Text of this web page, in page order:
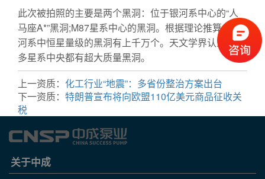
此次被拍照的主要是两个黑洞：位于银河系中心的“人
马座A*”黑洞;M87星系中心的黑洞。根据理论推算，银
河系中恒星量级的黑洞有上千万个。天文学界认为，许
多星系中央都有超大质量黑洞。
上一资质： 化工行业“地震”：多省份整治方案出台
下一资质： 特朗普宣布将向欧盟110亿美元商品征收关
税
关于中成